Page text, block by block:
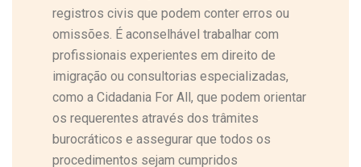
registros civis que podem conter erros ou
omissões. É aconselhável trabalhar com
profissionais experientes em direito de
imigração ou consultorias especializadas,
como a Cidadania For All, que podem orientar
os requerentes através dos trâmites
burocráticos e assegurar que todos os
procedimentos sejam cumpridos